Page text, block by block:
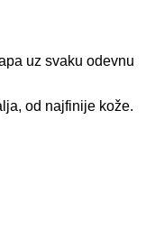
uz svaku odevnu
od najfinije kože.